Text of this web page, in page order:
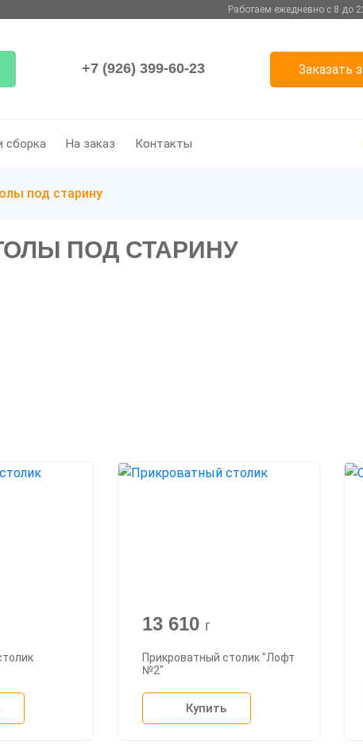
Работаем ежедневно с 8 до
+7 (926) 399-60-23 Заказать
сборка На заказ Контакты
под старину
ПОД СТАРИНУ
13 610 г
Прикроватный столик "Лофт
№2"
Купить